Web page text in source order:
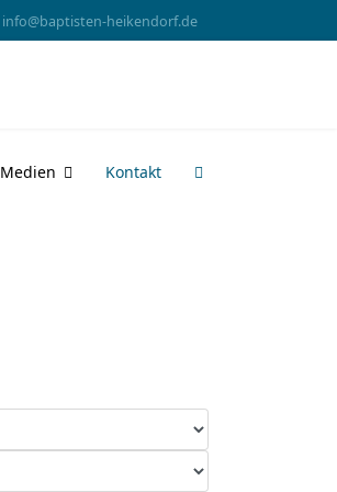
info@baptisten-heikendorf.de
Medien Kontakt